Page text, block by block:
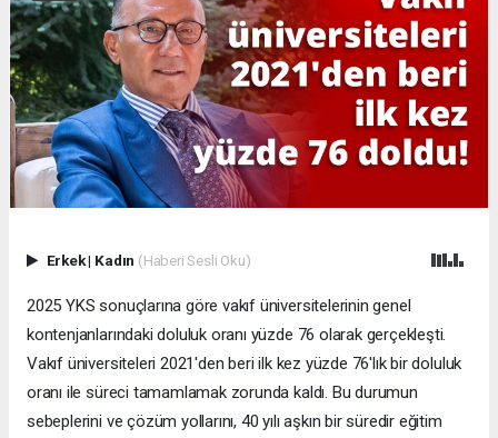
Erkek| Kadın (Haberi Sesli Oku)
2025 YKS sonuçlarına göre vakıf üniversitelerinin genel
kontenjanlarındaki doluluk oranı yüzde 76 olarak gerçekleşti.
Vakıf üniversiteleri 2021'den beri ilk kez yüzde 76'lık bir doluluk
oranı ile süreci tamamlamak zorunda kaldı. Bu durumun
sebeplerini ve çözüm yollarını, 40 yılı aşkın bir süredir eğitim